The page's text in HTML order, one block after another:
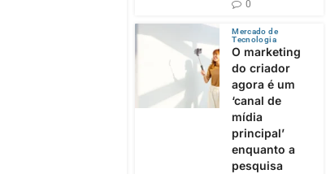
0
Mercado de
Tecnologia
O marketing
do criador
agora é um
‘canal de
mídia
principal’
enquanto a
pesquisa